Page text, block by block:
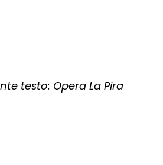
testo: Opera La Pira